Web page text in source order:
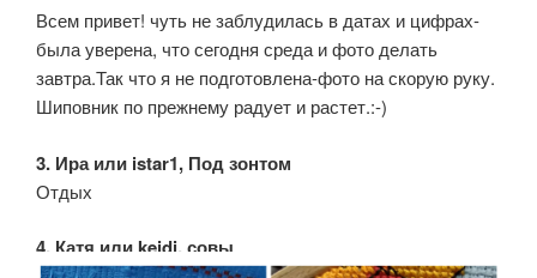
Всем привет! чуть не заблудилась в датах и цифрах-
была уверена, что сегодня среда и фото делать
завтра.Так что я не подготовлена-фото на скорую руку.
Шиповник по прежнему радует и растет.:-)
3. Ира или istar1, Под зонтом
Отдых
4. Катя или keidi, совы